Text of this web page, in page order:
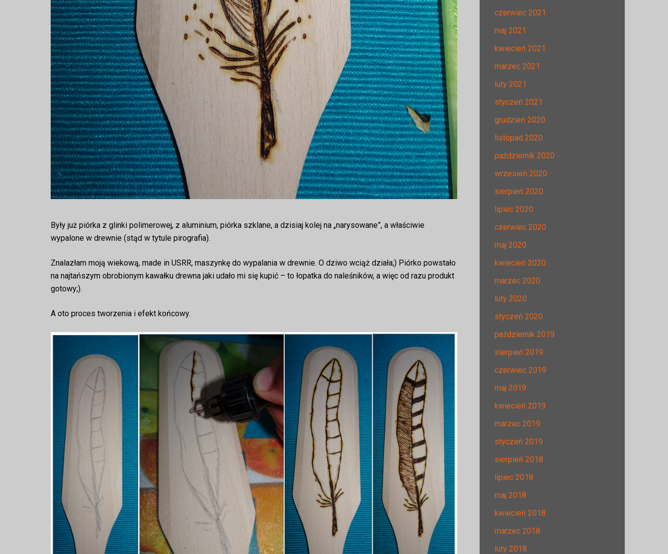
Były już piórka z glinki polimerowej, z aluminium, piórka szklane, a dzisiaj kolej na „narysowane”, a właściwie
wypalone w drewnie (stąd w tytule pirografia).
Znalazłam moją wiekową, made in USRR, maszynkę do wypalania w drewnie. O dziwo wciąż działa;) Piórko powstało
na najtańszym obrobionym kawałku drewna jaki udało mi się kupić – to łopatka do naleśników, a więc od razu produkt
gotowy;).
A oto proces tworzenia i efekt końcowy.
czerwiec 2021
maj 2021
kwiecień 2021
marzec 2021
luty 2021
styczeń 2021
grudzień 2020
listopad 2020
październik 2020
wrzesień 2020
sierpień 2020
lipiec 2020
czerwiec 2020
maj 2020
kwiecień 2020
marzec 2020
luty 2020
styczeń 2020
październik 2019
sierpień 2019
czerwiec 2019
maj 2019
kwiecień 2019
marzec 2019
styczeń 2019
sierpień 2018
lipiec 2018
maj 2018
kwiecień 2018
marzec 2018
luty 2018